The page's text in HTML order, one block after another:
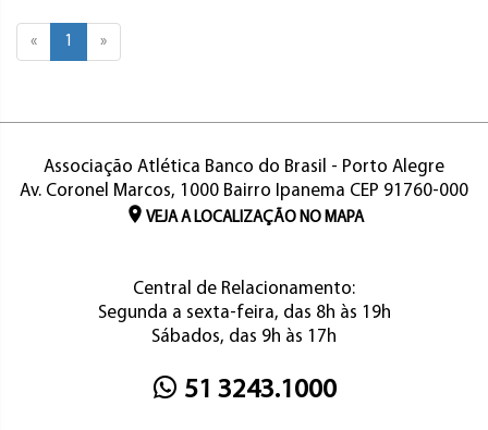
« 1 »
Associação Atlética Banco do Brasil - Porto Alegre
Av. Coronel Marcos, 1000 Bairro Ipanema CEP 91760-000
VEJA A LOCALIZAÇÃO NO MAPA
Central de Relacionamento:
Segunda a sexta-feira, das 8h às 19h
Sábados, das 9h às 17h
51 3243.1000